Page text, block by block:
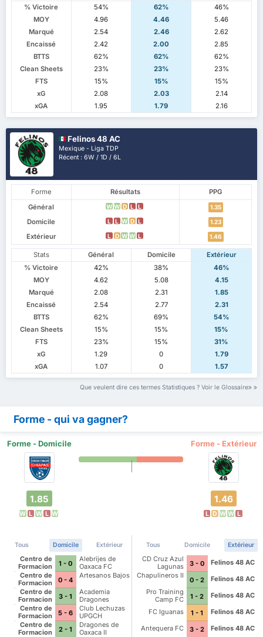
% Victoire
54% 62%
46%
MOY
4.96 4.46
5.46
Marqué
2.54 2.46
2.62
Encaissé
2.42 2.00
2.85
BTTS
62% 62%
62%
Clean Sheets
23% 23%
23%
FTS
15% 15%
15%
xG
2.08 2.03
2.14
xGA
1.95 1.79 2.16
Felinos 48 AC
Mexique - Liga TDP
Récent : 6W / 1D / 6L
Forme Résultats
PPG
Général
W W D L L 1.35
Domicile L L W D L 1.23
Extérieur L D W W L 1.46
Stats Général Domicile
Extérieur
% Victoire
42% 38%
46%
MOY
4.62 5.08
4.15
Marqué
2.08 2.31
1.85
Encaissé
2.54 2.77
2.31
BTTS
62% 69%
54%
Clean Sheets
15% 15%
15%
FTS
23% 15%
31%
xG
1.29 0
1.79
xGA
1.07 0 1.57
Que veulent dire ces termes Statistiques ? Voir le Glossaire
Forme - qui va gagner?
Forme - Domicile Forme - Extérieur
1.85
W L W L W
1.46
L D W W L
Tous Domicile Extérieur
Centro de
Formacion
Chiapas Futbol
1 - 0
Alebrijes de
Oaxaca FC
Centro de
Formacion
Chiapas Futbol
0 - 4
Artesanos Bajos
Centro de
Formacion
Chiapas Futbol
3 - 1
Academia
Dragones
Centro de
Formacion
Chiapas Futbol
5 - 6
Club Lechuzas
UPGCH
Centro de
Formacion
2 - 1
Dragones de
Oaxaca II
Tous Domicile Extérieur
CD Cruz Azul
Lagunas
3 - 0
Felinos 48 AC
Chapulineros II
0 - 2
Felinos 48 AC
Pro Training
Camp FC
1 - 2
Felinos 48 AC
FC Iguanas
1 - 1
Felinos 48 AC
Antequera FC
3 - 2 Felinos 48 AC